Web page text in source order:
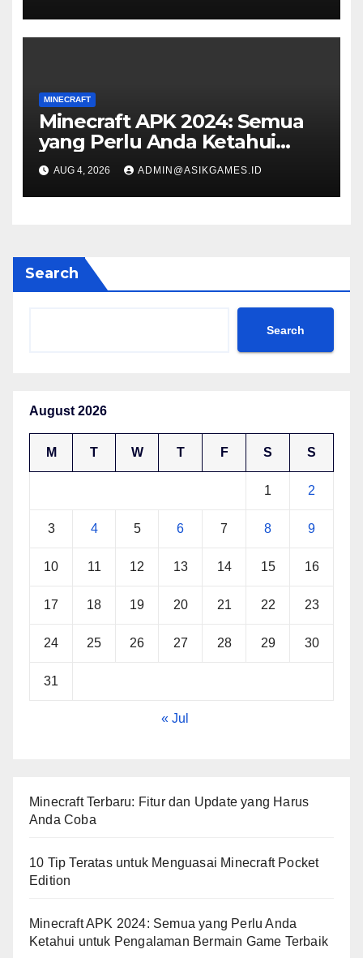
MINECRAFT
Minecraft APK 2024: Semua
yang Perlu Anda Ketahui
untuk Pengalaman Bermain
Game Terbaik
AUG 4, 2026 ADMIN@ASIKGAMES.ID
Search
Search
August 2026
M T W T F S S
1 2
3 4 5 6 7 8 9
10 11 12 13 14 15 16
17 18 19 20 21 22 23
24 25 26 27 28 29 30
31
« Jul
Minecraft Terbaru: Fitur dan Update yang Harus
Anda Coba
10 Tip Teratas untuk Menguasai Minecraft Pocket
Edition
Minecraft APK 2024: Semua yang Perlu Anda
Ketahui untuk Pengalaman Bermain Game Terbaik